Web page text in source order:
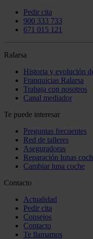
Pedir cita
900 333 733
671 015 121
Ralarsa
Historia y evolución
Franquicias Ralarsa
Trabaja con nosotros
Canal mediador
Te puede interesar
Preguntas frecuentes
Red de talleres
Aseguradoras
Reparación lunas
Cambiar luna coche
Contacto
Actualidad
Pedir cita
Consejos
Contacto
Te llamamos